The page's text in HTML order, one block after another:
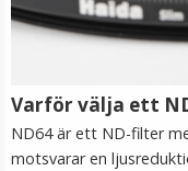
Varför välja ett
ND64 är ett ND-filter
motsvarar en